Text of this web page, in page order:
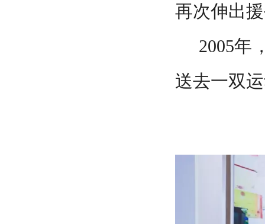
再次伸出
2005年
送去一双